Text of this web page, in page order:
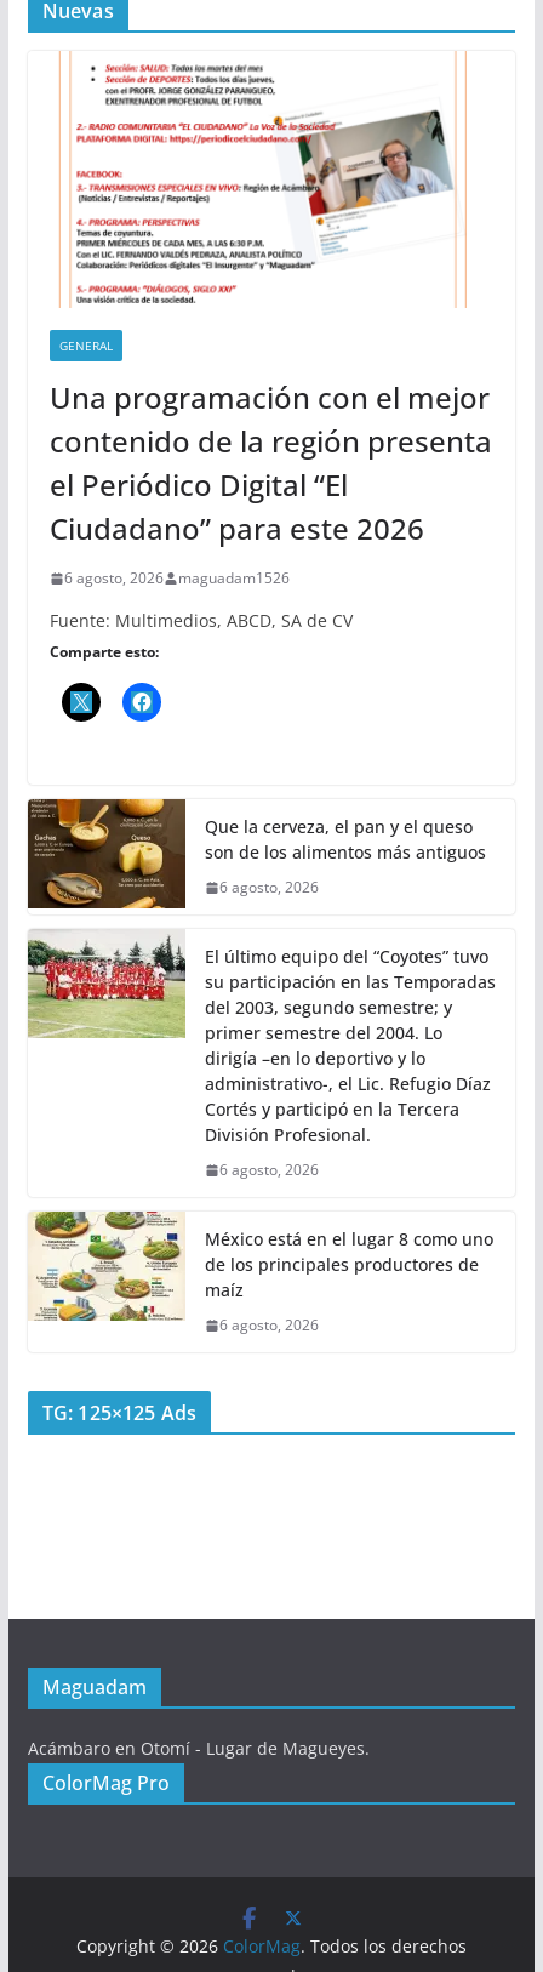
Nuevas
GENERAL
Una programación con el mejor
contenido de la región presenta
el Periódico Digital “El
Ciudadano” para este 2026
6 agosto, 2026 maguadam1526
Fuente: Multimedios, ABCD, SA de CV
Comparte esto:
Que la cerveza, el pan y el queso
son de los alimentos más antiguos
6 agosto, 2026
El último equipo del “Coyotes” tuvo
su participación en las Temporadas
del 2003, segundo semestre; y
primer semestre del 2004. Lo
dirigía –en lo deportivo y lo
administrativo-, el Lic. Refugio Díaz
Cortés y participó en la Tercera
División Profesional.
6 agosto, 2026
México está en el lugar 8 como uno
de los principales productores de
maíz
6 agosto, 2026
TG: 125×125 Ads
Maguadam
Acámbaro en Otomí - Lugar de Magueyes.
ColorMag Pro
Copyright © 2026 ColorMag. Todos los derechos